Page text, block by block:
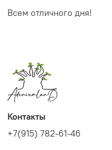
Всем отличного дня!
Контакты
+7(915) 782-61-46